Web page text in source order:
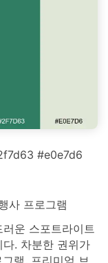
#e0e7d6
사 프로그램
운 스포트라이트
. 차분한 권위가